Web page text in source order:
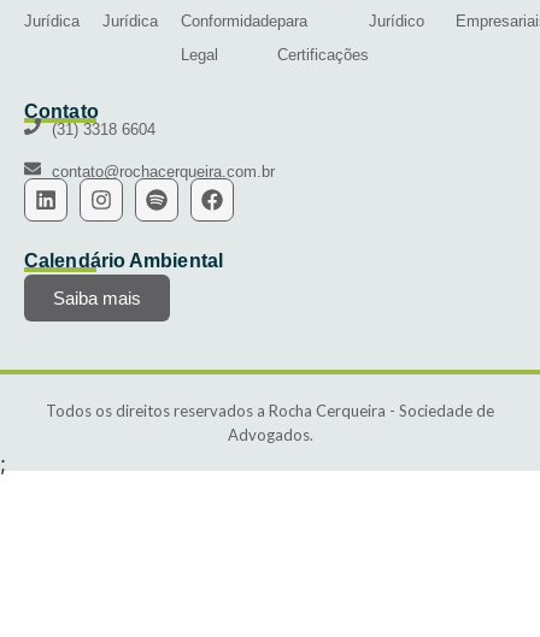
Jurídica
Jurídica
Conformidade
Legal
para
Certificações
Jurídico
Contato
(31) 3318 6604
contato@rochacerqueira.com.br
Calendário Ambiental
Saiba mais
Todos os direitos reservados a Rocha Cerqueira - Sociedade de
Advogados.
;